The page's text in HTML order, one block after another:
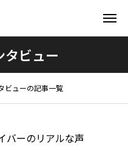
タビュー
ビューの記事一覧
バーのリアルな声